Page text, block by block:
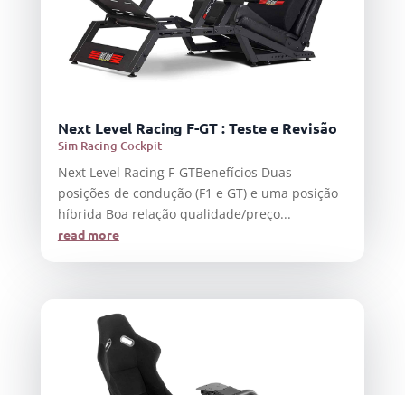
Next Level Racing F-GT : Teste e Revisão
Sim Racing Cockpit
Next Level Racing F-GTBenefícios Duas
posições de condução (F1 e GT) e uma posição
híbrida Boa relação qualidade/preço...
read more